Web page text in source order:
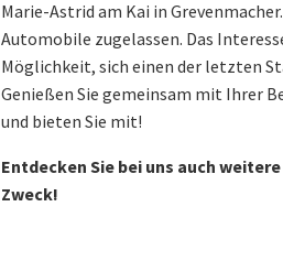
Marie-Astrid am Kai in
Automobile zugelassen. Das
Möglichkeit, sich einen der letzten
Genießen Sie gemeinsam mit Ihrer
und bieten Sie mit!
Entdecken Sie bei uns auch weitere
Zweck!